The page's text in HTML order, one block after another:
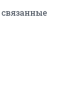
связанные